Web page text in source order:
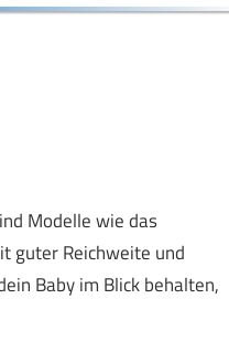
Modelle wie das
guter Reichweite und
Baby im Blick behalten,